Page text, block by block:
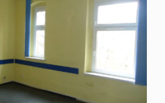
Kontakt